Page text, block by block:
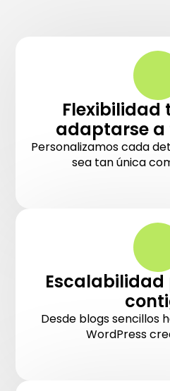
Flexibilidad
adaptarse a
Personalizamos cada
sea tan única
Desde blogs sencillos
WordPress